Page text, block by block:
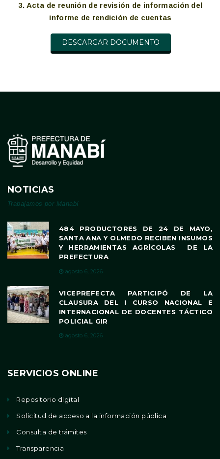
3. Acta de reunión de revisión de información del
informe de rendición de cuentas
DESCARGAR DOCUMENTO
NOTICIAS
Trabajamos por Manabí
484 PRODUCTORES DE 24 DE MAYO,
SANTA ANA Y OLMEDO RECIBEN INSUMOS
Y HERRAMIENTAS AGRÍCOLAS DE LA
PREFECTURA
agosto 6, 2026
VICEPREFECTA PARTICIPÓ DE LA
CLAUSURA DEL I CURSO NACIONAL E
INTERNACIONAL DE DOCENTES TÁCTICO
POLICIAL GIR
agosto 6, 2026
SERVICIOS ONLINE
Repositorio digital
Solicitud de acceso a la información pública
Consulta de trámites
Transparencia